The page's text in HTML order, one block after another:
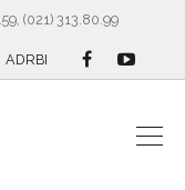
(021) 313.80.99
ADRBI